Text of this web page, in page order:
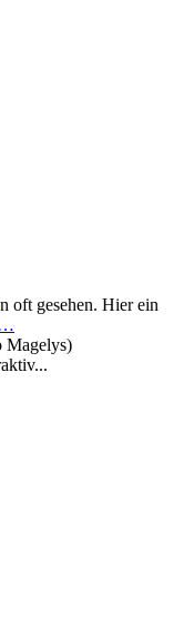
oft gesehen. Hier ein
…
Magelys)